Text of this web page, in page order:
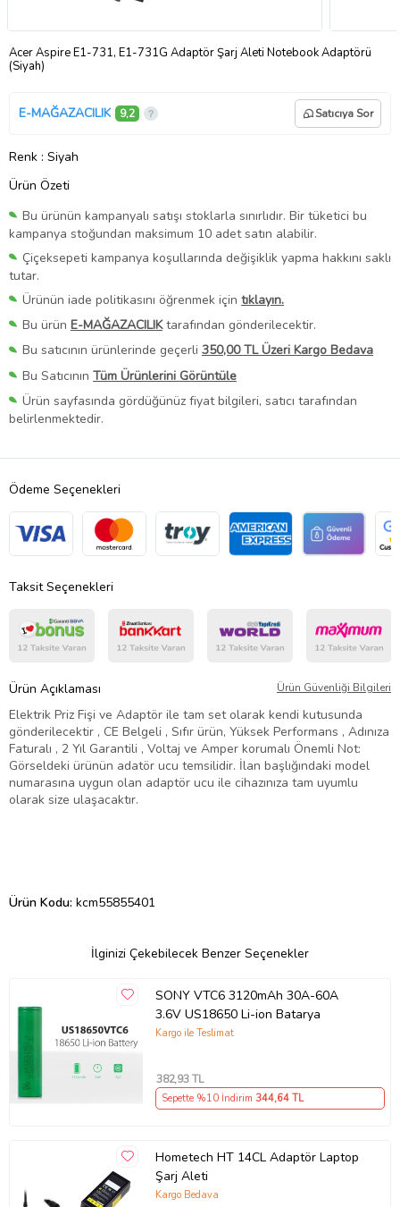
Acer Aspire E1-731, E1-731G Adaptör Şarj Aleti Notebook Adaptörü
(Siyah)
E-MAĞAZACILIK 9,2 Satıcıya Sor
Renk : Siyah
Ürün Özeti
Bu ürünün kampanyalı satışı stoklarla sınırlıdır. Bir tüketici bu
kampanya stoğundan maksimum 10 adet satın alabilir.
Çiçeksepeti kampanya koşullarında değişiklik yapma hakkını saklı
tutar.
Ürünün iade politikasını öğrenmek için tıklayın.
Bu ürün E-MAĞAZACILIKtarafından gönderilecektir.
Bu satıcının ürünlerinde geçerli 350,00 TL Üzeri Kargo Bedava
Bu Satıcının Tüm Ürünlerini Görüntüle
Ürün sayfasında gördüğünüz fiyat bilgileri, satıcı tarafından
belirlenmektedir.
Ödeme Seçenekleri
Taksit Seçenekleri
Ürün Açıklaması Ürün Güvenliği Bilgileri
Elektrik Priz Fişi ve Adaptör ile tam set olarak kendi kutusunda
gönderilecektir , CE Belgeli , Sıfır ürün, Yüksek Performans , Adınıza
Faturalı , 2 Yıl Garantili , Voltaj ve Amper korumalı Önemli Not:
Görseldeki ürünün adatör ucu temsilidir. İlan başlığındaki model
numarasına uygun olan adaptör ucu ile cihazınıza tam uyumlu
olarak size ulaşacaktır.
Ürün Kodu: kcm55855401
İlginizi Çekebilecek Benzer Seçenekler
SONY VTC6 3120mAh 30A-60A
3.6V US18650 Li-ion Batarya
Kargo ile Teslimat
382,93 TL
Sepette %10 İndirim 344,64 TL
Hometech HT 14CL Adaptör Laptop
Şarj Aleti
Kargo Bedava